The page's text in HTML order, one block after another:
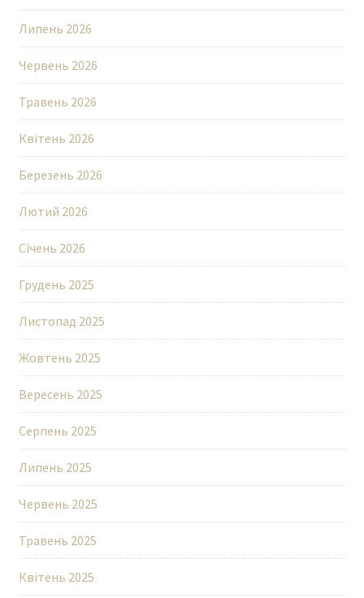
Липень 2026
Червень 2026
Травень 2026
Квітень 2026
Березень 2026
Лютий 2026
Січень 2026
Грудень 2025
Листопад 2025
Жовтень 2025
Вересень 2025
Серпень 2025
Липень 2025
Червень 2025
Травень 2025
Квітень 2025